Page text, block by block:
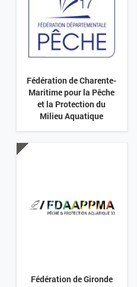
Fédération de Charente-
Maritime pour la Pêche
et la Protection du
Milieu Aquatique
Fédération de Gironde